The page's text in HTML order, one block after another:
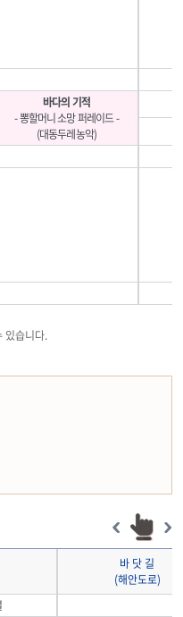
바다의 기적
- 뽕할머니 소망 퍼레이드 -
(대동두레농악)
있습니다.
바 닷 길
(해안도로)